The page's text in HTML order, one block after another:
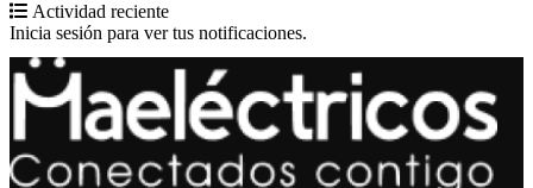
Actividad reciente
Inicia sesión para ver tus notificaciones.